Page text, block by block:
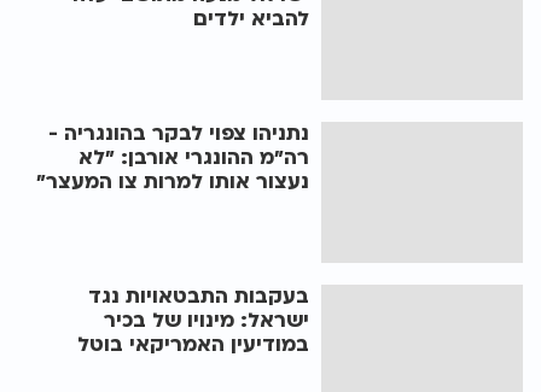
להביא ילדים
נתניהו צפוי לבקר בהונגריה -
רה"מ ההונגרי אורבן: "לא
נעצור אותו למרות צו המעצר"
בעקבות התבטאויות נגד
ישראל: מינויו של בכיר
במודיעין האמריקאי בוטל